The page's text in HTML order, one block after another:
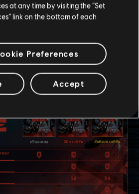
รับเกม
at any time by visiting the “Set
link on the bottom of each
Preferences
Accept